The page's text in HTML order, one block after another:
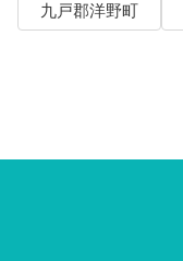
九戸郡洋野町